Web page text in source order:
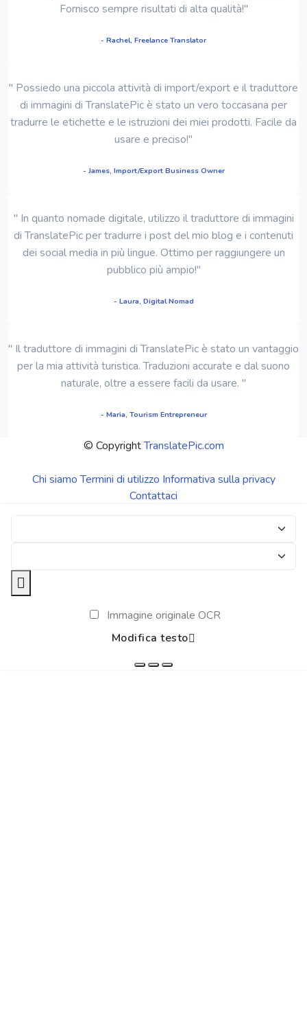
Fornisco sempre risultati di alta qualità!"
- Rachel, Freelance Translator
" Possiedo una piccola attività di import/export e il traduttore
di immagini di TranslatePic è stato un vero toccasana per
tradurre le etichette e le istruzioni dei miei prodotti. Facile da
usare e preciso!"
- James, Import/Export Business Owner
" In quanto nomade digitale, utilizzo il traduttore di immagini
di TranslatePic per tradurre i post del mio blog e i contenuti
dei social media in più lingue. Ottimo per raggiungere un
pubblico più ampio!"
- Laura, Digital Nomad
" Il traduttore di immagini di TranslatePic è stato un vantaggio
per la mia attività turistica. Traduzioni accurate e dal suono
naturale, oltre a essere facili da usare. "
- Maria, Tourism Entrepreneur
© CopyrightTranslatePic.com
Chi siamo Termini di utilizzo Informativa sulla privacy
Contattaci
Immagine originale OCR
Modifica testo